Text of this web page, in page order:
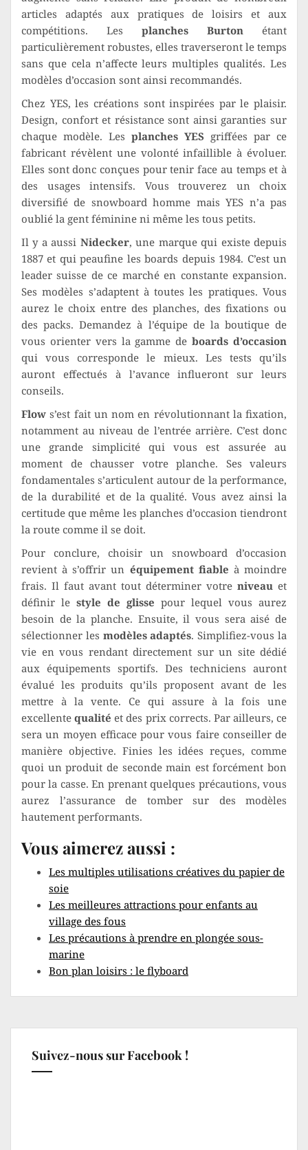
articles adaptés aux pratiques de loisirs et aux
compétitions. Les planches Burton étant
particulièrement robustes, elles traverseront le temps
sans que cela n’affecte leurs multiples qualités. Les
modèles d’occasion sont ainsi recommandés.
Chez YES, les créations sont inspirées par le plaisir.
Design, confort et résistance sont ainsi garanties sur
chaque modèle. Les planches YES griffées par ce
fabricant révèlent une volonté infaillible à évoluer.
Elles sont donc conçues pour tenir face au temps et à
des usages intensifs. Vous trouverez un choix
diversifié de snowboard homme mais YES n’a pas
oublié la gent féminine ni même les tous petits.
Il y a aussi Nidecker, une marque qui existe depuis
1887 et qui peaufine les boards depuis 1984. C’est un
leader suisse de ce marché en constante expansion.
Ses modèles s’adaptent à toutes les pratiques. Vous
aurez le choix entre des planches, des fixations ou
des packs. Demandez à l’équipe de la boutique de
vous orienter vers la gamme deboards d’occasion
qui vous corresponde le mieux. Les tests qu’ils
auront effectués à l’avance influeront sur leurs
conseils.
Flow s’est fait un nom en révolutionnant la fixation,
notamment au niveau de l’entrée arrière. C’est donc
une grande simplicité qui vous est assurée au
moment de chausser votre planche. Ses valeurs
fondamentales s’articulent autour de la performance,
de la durabilité et de la qualité. Vous avez ainsi la
certitude que même les planches d’occasion tiendront
la route comme il se doit.
Pour conclure, choisir un snowboard d’occasion
revient à s’offrir un équipement fiable à moindre
frais. Il faut avant tout déterminer votre niveau et
définir le style de glisse pour lequel vous aurez
besoin de la planche. Ensuite, il vous sera aisé de
sélectionner les modèles adaptés. Simplifiez-vous la
vie en vous rendant directement sur un site dédié
aux équipements sportifs. Des techniciens auront
évalué les produits qu’ils proposent avant de les
mettre à la vente. Ce qui assure à la fois une
excellentequalité et des prix corrects. Par ailleurs, ce
sera un moyen efficace pour vous faire conseiller de
manière objective. Finies les idées reçues, comme
quoi un produit de seconde main est forcément bon
pour la casse. En prenant quelques précautions, vous
aurez l’assurance de tomber sur des modèles
hautement performants.
Vous aimerez aussi :
Les multiples utilisations créatives du papier de
soie
Les meilleures attractions pour enfants au
village des fous
Les précautions à prendre en plongée sous-
marine
Bon plan loisirs : le flyboard
Suivez-nous sur Facebook !